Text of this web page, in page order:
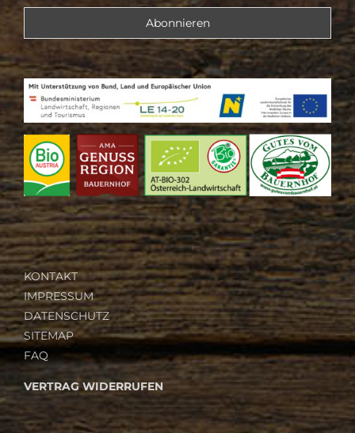
KONTAKT
IMPRESSUM
DATENSCHUTZ
SITEMAP
FAQ
VERTRAG WIDERRUFEN